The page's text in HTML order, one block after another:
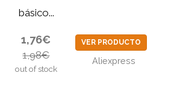
básico...
1,76€
1,98€
out of stock
VER PRODUCTO
Aliexpress